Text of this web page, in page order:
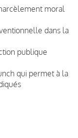
moral
dans la
publique
qui permet à la